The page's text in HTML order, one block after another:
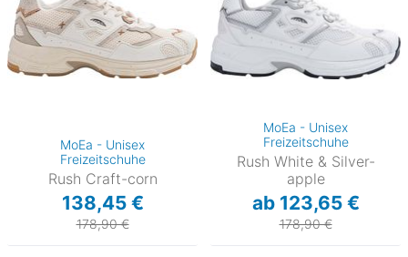
MoEa - Unisex
Freizeitschuhe
Rush Craft-corn
138,45 €
178,90 €
MoEa - Unisex
Freizeitschuhe
Rush White & Silver-
apple
ab 123,65 €
178,90 €